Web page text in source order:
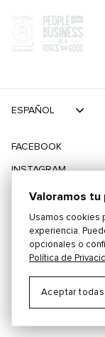
©2026 PLAYING
TÉRMINOS Y
FACEBOOK
INSTAGRAM
TIKTOK
TWITTER
ESPAÑOL
Valoramos tu
Usamos cookies
experiencia.
opcionales o
Política de
Aceptar todas